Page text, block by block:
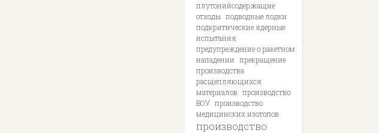
плутонийсодержащие
отходы подводные лодки
подкритические ядерные
испытания
предупреждение о ракетном
нападении прекращение
производства
расщепляющихся
материалов производство
ВОУ производство
медицинских изотопов
производство